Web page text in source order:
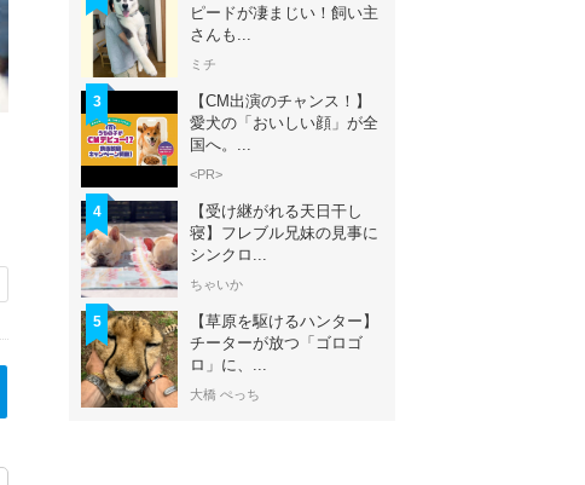
ピードが凄まじい！飼い主
さんも...
ミチ
3
【CM出演のチャンス！】
愛犬の「おいしい顔」が全
国へ。...
<PR>
4
【受け継がれる天日干し
寝】フレブル兄妹の見事に
シンクロ...
ちゃいか
5
【草原を駆けるハンター】
チーターが放つ「ゴロゴ
ロ」に、...
大橋 ぺっち